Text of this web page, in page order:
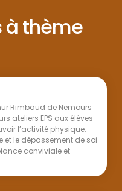
à thème
Rimbaud de Nemours
ateliers EPS aux élèves
l’activité physique,
et le dépassement de soi
conviviale et